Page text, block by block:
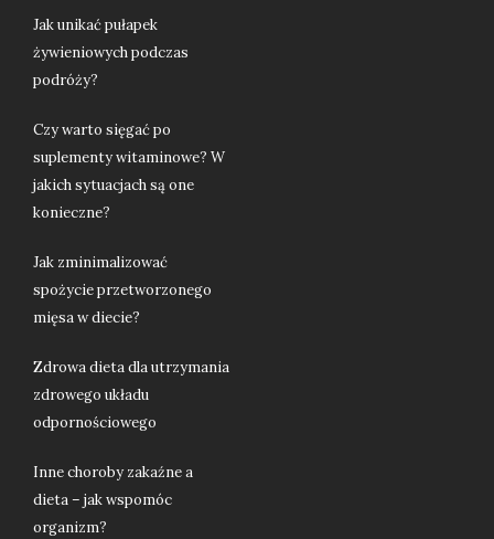
Jak unikać pułapek
żywieniowych podczas
podróży?
Czy warto sięgać po
suplementy witaminowe? W
jakich sytuacjach są one
konieczne?
Jak zminimalizować
spożycie przetworzonego
mięsa w diecie?
Zdrowa dieta dla utrzymania
zdrowego układu
odpornościowego
Inne choroby zakaźne a
dieta – jak wspomóc
organizm?